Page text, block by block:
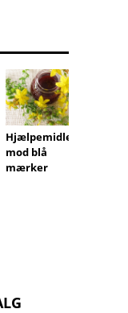
Hjælpemidler
mod blå
mærker